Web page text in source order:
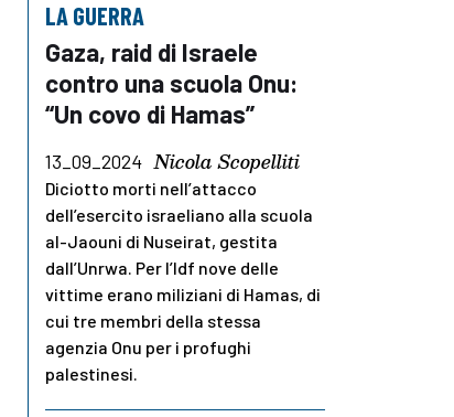
LA GUERRA
Gaza, raid di Israele
contro una scuola Onu:
“Un covo di Hamas”
13_09_2024 Nicola Scopelliti
Diciotto morti nell’attacco
dell’esercito israeliano alla scuola
al-Jaouni di Nuseirat, gestita
dall’Unrwa. Per l’Idf nove delle
vittime erano miliziani di Hamas, di
cui tre membri della stessa
agenzia Onu per i profughi
palestinesi.